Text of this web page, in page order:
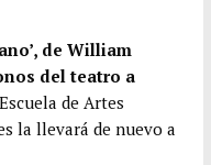
de William
del teatro a
de Artes
la llevará de nuevo a